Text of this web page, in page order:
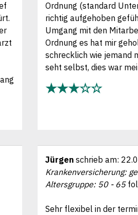
Ordnung (standard
richtig aufgehoben
Umgang mit den
Ordnung es hat mir
schrecklich wie jemand
seht selbst, dies war
★★★☆☆
Jürgen schrieb am:
Krankenversicherung:
Altersgruppe: 50 - 65
Sehr flexibel in der